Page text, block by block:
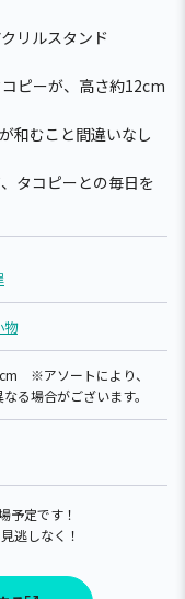
リルスタンド
ピーが、高さ約12cm
和むこと間違いなし
タコピーとの毎日を
物
※アソートにより、
る場合がございます。
予定です！
逃しなく！